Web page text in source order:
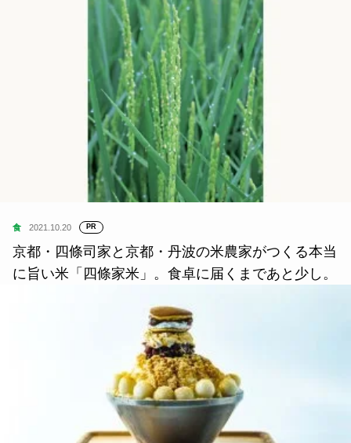
食 2021.10.20 PR
京都・四條司家と京都・丹波の米農家がつくる本当
に旨い米「四條家米」。食卓に届くまであと少し。